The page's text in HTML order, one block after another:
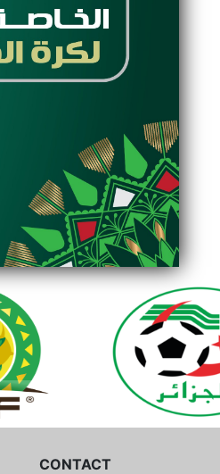
CONTACT